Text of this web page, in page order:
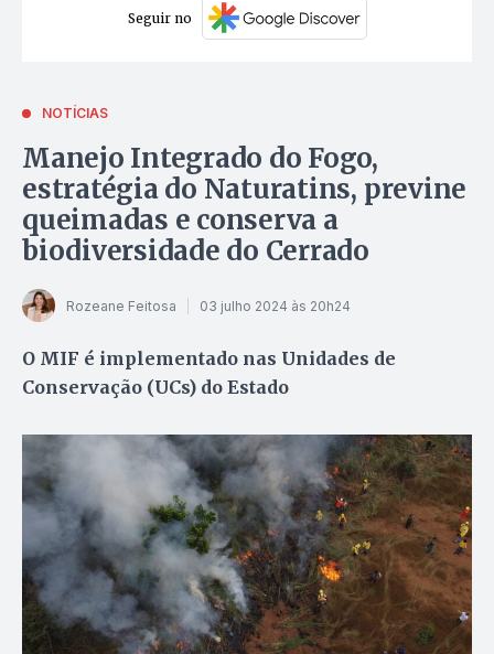
Seguir no
NOTÍCIAS
Manejo Integrado do Fogo,
estratégia do Naturatins, previne
queimadas e conserva a
biodiversidade do Cerrado
Rozeane Feitosa 03 julho 2024 às 20h24
O MIF é implementado nas Unidades de
Conservação (UCs) do Estado